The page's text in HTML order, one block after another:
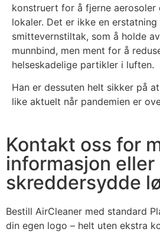
konstruert for å fjerne
lokaler. Det er ikke en
smittevernstiltak, som å holde
munnbind, men ment for å
helseskadelige partikler i luften.
Han er dessuten helt sikker på
like aktuelt når pandemien er
Kontakt oss for
informasjon eller
skreddersydde
Bestill AirCleaner med standard
din egen logo – helt uten ekstra